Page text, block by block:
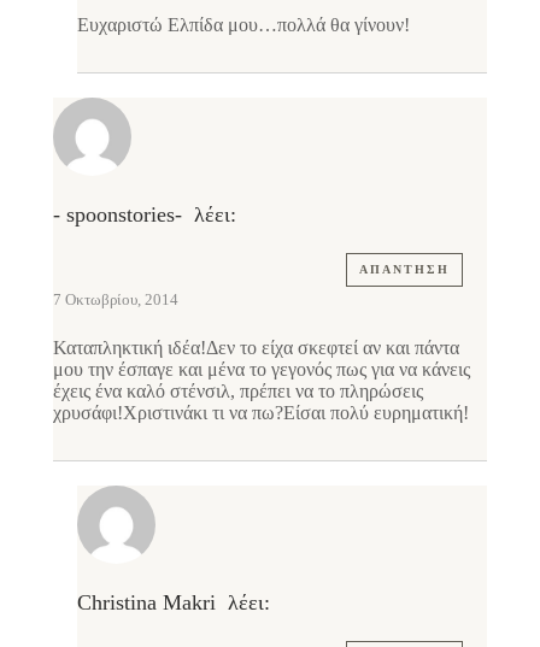
Ευχαριστώ Ελπίδα μου…πολλά θα γίνουν!
- spoonstories- λέει:
ΑΠΆΝΤΗΣΗ
7 Οκτωβρίου, 2014
Καταπληκτική ιδέα!Δεν το είχα σκεφτεί αν και πάντα
μου την έσπαγε και μένα το γεγονός πως για να κάνεις
έχεις ένα καλό στένσιλ, πρέπει να το πληρώσεις
χρυσάφι!Χριστινάκι τι να πω?Είσαι πολύ ευρηματική!
Christina Makri λέει: